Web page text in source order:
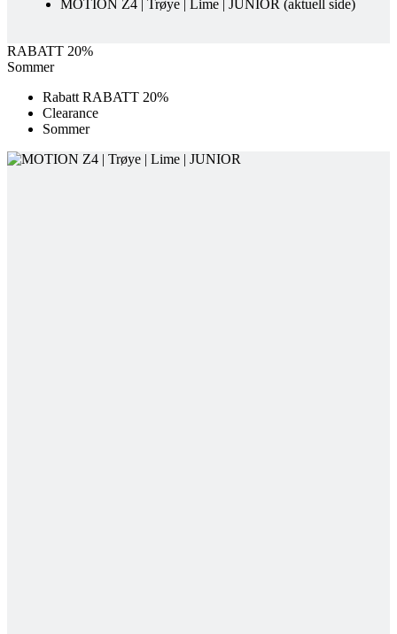
Sommer